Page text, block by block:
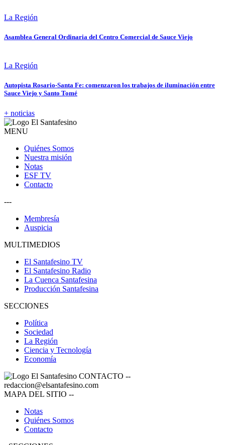
La Región
Asamblea General Ordinaria del Centro Comercial de Sauce Viejo
La Región
Autopista Rosario-Santa Fe: comenzaron los trabajos de iluminación entre
Sauce Viejo y Santo Tomé
+ noticias
MENU
Quiénes Somos
Nuestra misión
Notas
ESF TV
Contacto
---
Membresía
Auspicia
MULTIMEDIOS
El Santafesino TV
El Santafesino Radio
La Cuenca Santafesina
Producción Santafesina
SECCIONES
Política
Sociedad
La Región
Ciencia y Tecnología
Economía
CONTACTO --
redaccion@elsantafesino.com
MAPA DEL SITIO --
Notas
Quiénes Somos
Contacto